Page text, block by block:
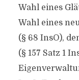
Wahl eines
Wahl eines
(§ 68 InsO),
(§ 157 Satz 1